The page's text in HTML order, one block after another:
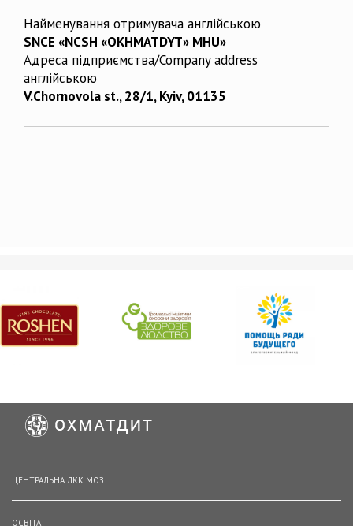
Найменування отримувача англійською
SNCE «NCSH «OKHMATDYT» MHU»
Адреса підприємства/Company address
англійською
V.Chornovola st., 28/1, Kyiv, 01135
ЦЕНТРАЛЬНА ЛКК МОЗ
ОСВІТА